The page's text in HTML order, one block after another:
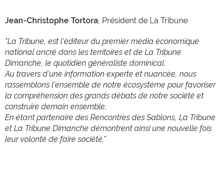
Jean-Christophe Tortora, Président de La Tribune
"La Tribune, est l’éditeur du premier média économique
national ancré dans les territoires et de La Tribune
Dimanche, le quotidien généraliste dominical.
Au travers d’une information experte et nuancée, nous
rassemblons l’ensemble de notre écosystème pour favoriser
la compréhension des grands débats de notre société et
construire demain ensemble.
En étant partenaire des Rencontres des Sablons, La Tribune
et La Tribune Dimanche démontrent ainsi une nouvelle fois
leur volonté de faire société."